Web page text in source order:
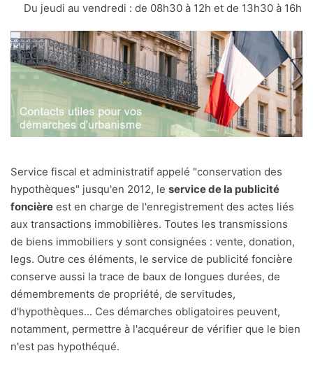
Du jeudi au vendredi : de 08h30 à 12h et de 13h30 à 16h
Service fiscal et administratif appelé "conservation des
hypothèques" jusqu'en 2012, le service de la publicité
foncière est en charge de l'enregistrement des actes liés
aux transactions immobilières. Toutes les transmissions
de biens immobiliers y sont consignées : vente, donation,
legs. Outre ces éléments, le service de publicité foncière
conserve aussi la trace de baux de longues durées, de
démembrements de propriété, de servitudes,
d'hypothèques... Ces démarches obligatoires peuvent,
notamment, permettre à l'acquéreur de vérifier que le bien
n'est pas hypothéqué.